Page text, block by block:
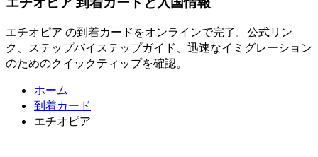
エチオピア の到着カードをオンラインで完了。公式リン
ク、ステップバイステップガイド、迅速なイミグレーション
のためのクイックティップを確認。
ホーム
到着カード
エチオピア